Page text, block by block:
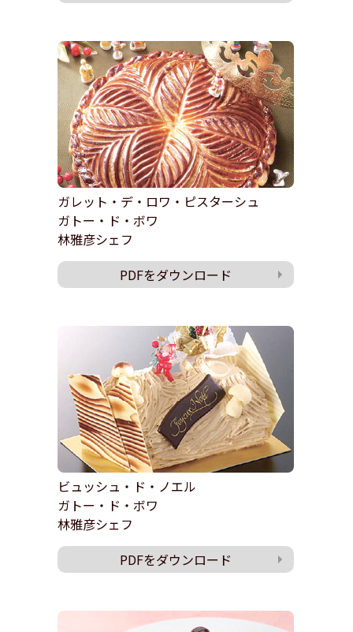
ガレット・デ・ロワ・ピスターシュ
ガトー・ド・ボワ
林雅彦シェフ
PDFをダウンロード
ビュッシュ・ド・ノエル
ガトー・ド・ボワ
林雅彦シェフ
PDFをダウンロード